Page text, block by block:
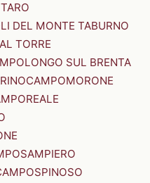
DEL MONTE TABURNO
TORRE
SUL BRENTA
CAMPOMORONE